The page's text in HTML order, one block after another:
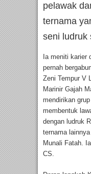
pelawak
ternama
seni ludruk
Ia meniti karier
pernah
Zeni Tempur V
Marinir Gajah
mendirikan
membentuk
dengan ludruk
ternama
Munali Fatah.
CS.